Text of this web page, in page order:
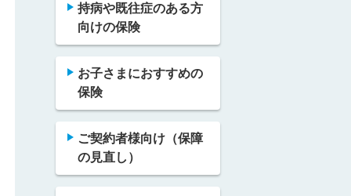
持病や既往症のある方
向けの保険
お子さまにおすすめの
保険
ご契約者様向け（保障
の見直し）